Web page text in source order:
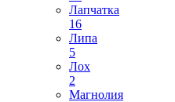
Лапчатка
16
Липа
5
Лох
2
Магнолия